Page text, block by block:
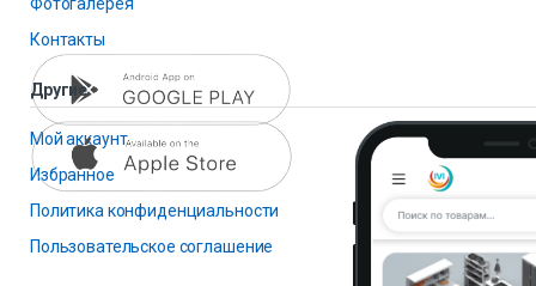
Фотогалерея
Контакты
Другие
Мой аккаунт
Избранное
Политика конфиденциальности
Пользовательское соглашение